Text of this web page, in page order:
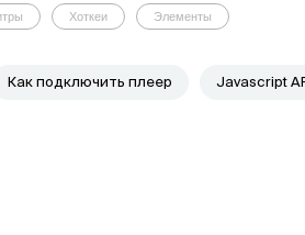
Хоткеи Элементы
Как подключить плеер Javascript